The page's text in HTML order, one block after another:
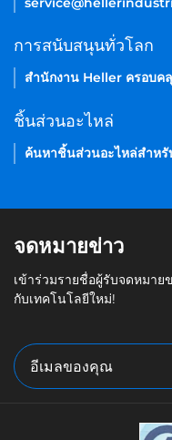
การสนับสนุนทั่วโลก
สำนักงาน Heller ครอบค
ชิ้นส่วนอะไหล่
ค้นหาชิ้นส่วนอะไหล่สำห
จดหมายข่าว
เข้าร่วมรายชื่อผู้รับจดหมาย
กับเทคโนโลยีใหม่!